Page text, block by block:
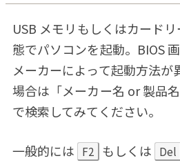
USB メモリもしくはカード
態でパソコンを起動。BIOS
メーカーによって起動方法が
場合は「メーカー名 or 製品名
で検索してみてください。
一般的には F2 もしくは Del